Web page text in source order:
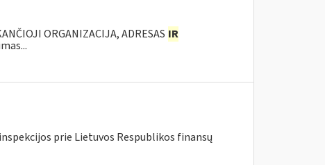
ORGANIZACIJA, ADRESAS IR
inspekcijos prie Lietuvos Respublikos finansų